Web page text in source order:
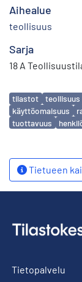
Aihealue
teollisuus
Sarja
18 A
Avainsanat
tilastot teollisuus
käyttöomaisuus
tuottavuus
Tietueen
Tietopalvelu